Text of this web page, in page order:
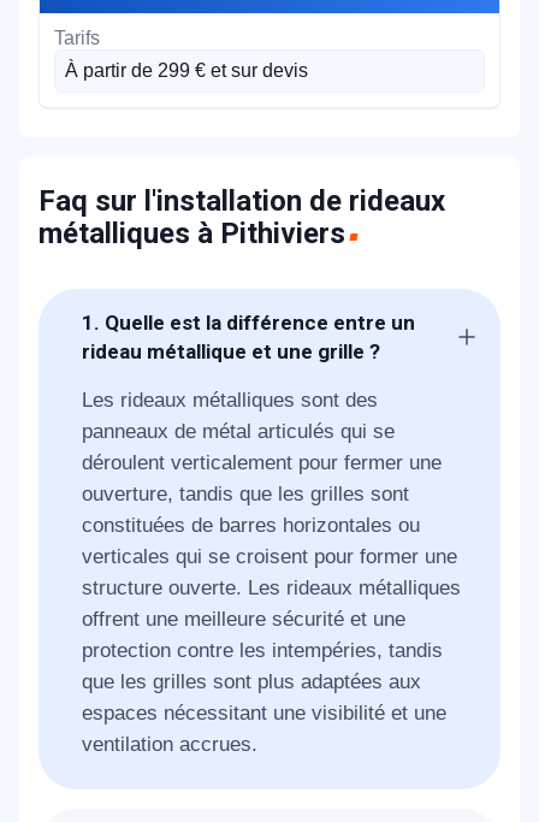
À partir de 299 € et sur devis
Faq sur l'installation de rideaux
métalliques à Pithiviers
1. Quelle est la différence entre un
rideau métallique et une grille ?
Les rideaux métalliques sont des
panneaux de métal articulés qui se
déroulent verticalement pour fermer une
ouverture, tandis que les grilles sont
constituées de barres horizontales ou
verticales qui se croisent pour former une
structure ouverte. Les rideaux métalliques
offrent une meilleure sécurité et une
protection contre les intempéries, tandis
que les grilles sont plus adaptées aux
espaces nécessitant une visibilité et une
ventilation accrues.